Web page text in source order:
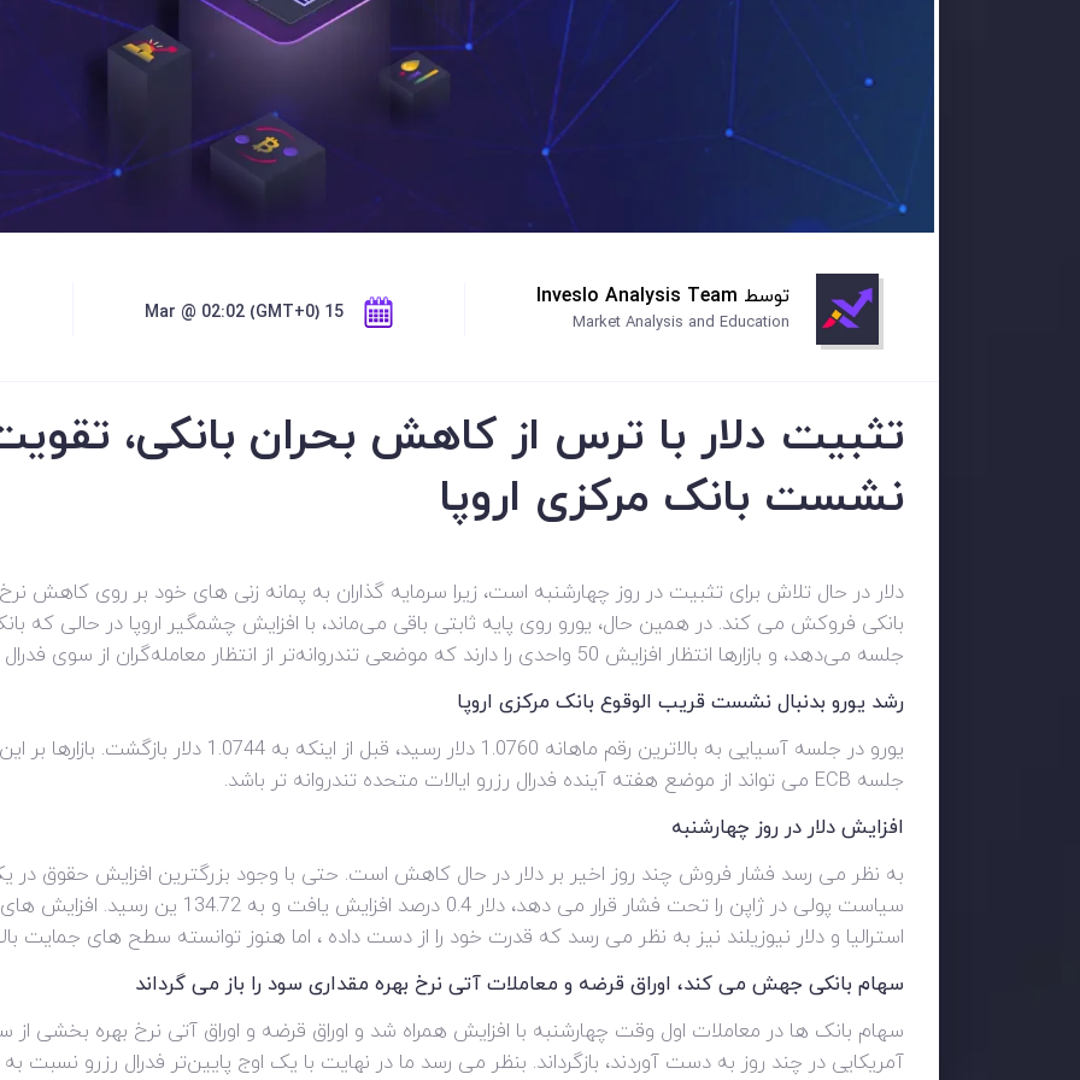
توسط Inveslo Analysis Team
Market Analysis and Education
15 Mar @ 02:02 (GMT+0)
تثبیت دلار با ترس از کاهش بحران بانکی،
نشست بانک مرکزی اروپا
دلار در حال تلاش برای تثبیت در روز چهارشنبه است، زیرا سرمایه گذاران به پمانه زنی های خود بر روی کاهش نرخ
جلسه می‌دهد، و بازارها انتظار افزایش 50 واحدی را دارند که موضعی تندروانه‌تر از انتظار معامله‌گران از سوی فدرال رزرو ایالات متحده در آینده است. هفته
رشد یورو بدنبال نشست قریب الوقوع بانک مرکزی اروپا
جلسه ECB می تواند از موضع هفته آینده فدرال رزرو ایالات متحده تندروانه تر باشد.
افزایش دلار در روز چهارشنبه
به نظر می رسد فشار فروش چند روز اخیر بر دلار در حال کاهش است. حتی با وجود بزرگترین افزایش حقوق در
سیاست پولی در ژاپن را تحت فشار قرار می دهد،
استرالیا و دلار نیوزیلند نیز به نظر می رسد که قدرت خود را از دست داده ، اما هنوز توانسته سطح های جمایت
سهام بانکی جهش می کند، اوراق قرضه و معاملات آتی نرخ بهره مقداری سود را باز می گرداند
سهام بانک ها در معاملات اول وقت چهارشنبه با افزایش همراه شد و اوراق قرضه و اوراق آتی نرخ بهره
آمریکایی در چند روز به دست آوردند، بازگرداند. بنظر می رسد ما در نهایت با یک اوج پایین‌تر فدرال رزرو